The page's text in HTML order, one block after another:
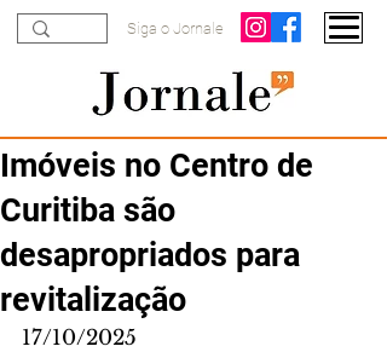
Siga o Jornale
Imóveis no Centro de
Curitiba são
desapropriados para
revitalização
17/10/2025